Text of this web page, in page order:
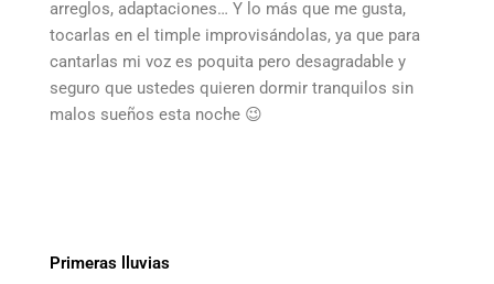
arreglos, adaptaciones… Y lo más que me gusta,
tocarlas en el timple improvisándolas, ya que para
cantarlas mi voz es poquita pero desagradable y
seguro que ustedes quieren dormir tranquilos sin
malos sueños esta noche 😉
Primeras lluvias